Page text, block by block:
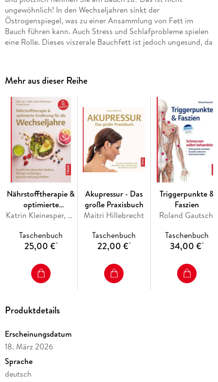
ungewöhnlich! In den Wechseljahren sinkt der
Östrogenspiegel, was zu einer Ansammlung von Fett im
Bauch führen kann. Auch Stress und Schlafprobleme spielen
eine Rolle. Dieses viszerale Bauchfett ist jedoch ungesund, da
Hormon-Coach Dr. Viktoria Schelle unterstützt Sie dabei,
wieder zu Ihrem schlanken Selbst zu finden. Als ganzheitlich
arbeitende Ernährungs- und Präventivmedizinerin kennt sie
die wirkungsvollsten Strategien, die den Bauchumfang und
somit Ihr Gesundheitsrisiko nachhaltig reduzieren.
Den Hormonbauch verstehen:Warum die Fettverteilung
sich verändert - und wie Sie dem entgegenwirken können.
Ganzheitlich und individuell:Ernährung, Mikronährstoffe,
bioidentische Hormone, pflanzliche Therapien, Stressabbau -
Ihr Weg zu mehr Gesundheit und Leichtigkeit.
Ihr persönliches Praxis-Programm:mit Selbsttest, Übungs-
und Ernährungsplänen für Ihren Neustart mit flachem Bauch
- wissenschaftlich fundiert und alltagstauglich
Weniger Bauchfett, neues Lebensgefühl!
Mehr aus dieser Reihe
Nährstofftherapie &
optimierte
Ernährung für die
Katrin Kleinesper, Ursula Linzer
Taschenbuch
25,00 €*
Akupressur - Das
große Praxisbuch
Maitri Hillebrecht
Taschenbuch
22,00 €*
Triggerpunkte &
Faszien
Roland Gautschi
Taschenbuch
34,00 €*
Produktdetails
Erscheinungsdatum
18. März 2026
Sprache
deutsch